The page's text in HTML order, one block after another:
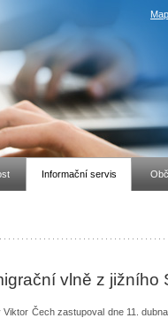
Informační servis
vlně z jižního
Čech zastupoval dne 11.